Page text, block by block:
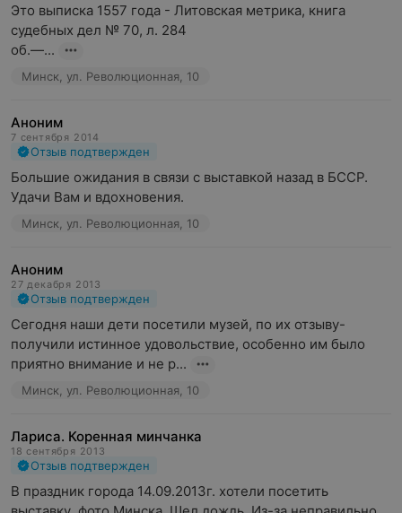
Это выписка 1557 года - Литовская метрика, книга
судебных дел № 70, л. 284
об.—...
Минск, ул. Революционная, 10
Аноним
7 сентября 2014
Отзыв подтвержден
Большие ожидания в связи с выставкой назад в БССР.
Удачи Вам и вдохновения.
Минск, ул. Революционная, 10
Аноним
27 декабря 2013
Отзыв подтвержден
Сегодня наши дети посетили музей, по их отзыву-
получили истинное удовольствие, особенно им было
приятно внимание и не р...
Минск, ул. Революционная, 10
Лариса. Коренная минчанка
18 сентября 2013
Отзыв подтвержден
В праздник города 14.09.2013г. хотели посетить